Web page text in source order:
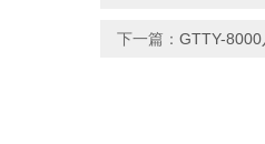
下一篇： GTTY-